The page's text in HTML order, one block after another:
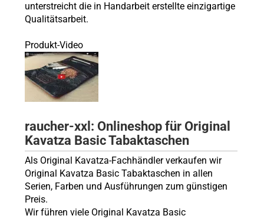
unterstreicht die in Handarbeit erstellte einzigartige
Qualitätsarbeit.
Produkt-Video
raucher-xxl: Onlineshop für Original
Kavatza Basic Tabaktaschen
Als Original Kavatza-Fachhändler verkaufen wir
Original Kavatza Basic Tabaktaschen in allen
Serien, Farben und Ausführungen zum günstigen
Preis.
Wir führen viele Original Kavatza Basic